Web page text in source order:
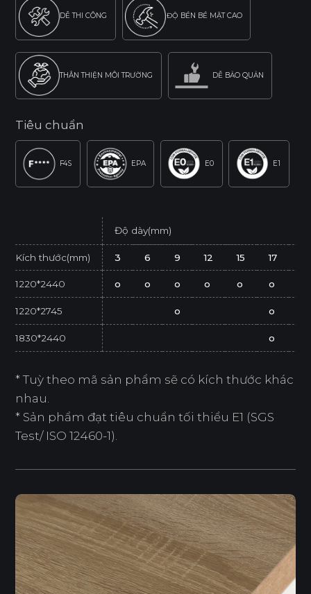
DỄ THI CÔNG ĐỘ BỀN BỀ MẶT CAO
THÂN THIỆN MÔI TRƯỜNG DỄ BẢO QUẢN
Tiêu chuẩn
F4S EPA E0 E1
Độ dày(mm)
Kích thước(mm) 3 6 9 12 15 17
1220*2440 o o o o o o
1220*2745 o o
1830*2440 o
* Tuỳ theo mã sản phẩm sẽ có kích thước khác
nhau.
* Sản phẩm đạt tiêu chuẩn tối thiểu E1 (SGS
Test/ ISO 12460-1).